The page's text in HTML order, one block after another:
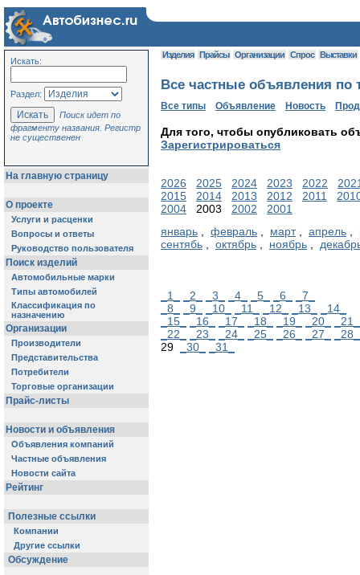
Искать:
Раздел:
Поиск идет по
фрагменту названия. Регистр
не существенен
На главную страницу
О проекте
Услуги и расценки
Вопросы и ответы
Руководство пользователя
Поиск изделий
Автомобильные марки
Типы автомобилей
Классификация по
назначению
Организации
Производители
Представительства
Потребители
Торговые организации
Прайс-листы
Новости и объявления
Объявления компаний
Частные объявления
Новости сайта
Рейтинг
Полезные ссылки
Компании
Другие ссылки
Обсуждение
Изделия Прайсы Организации Спрос Выставки
Все частные объявления по
Все типы Объявление Новость
Для того, чтобы опубликовать
Зарегистрироваться
2026 2025 2024 2023 2022
2015
2014 2013 2012 2011
2004 2003 2002
2001
январь , февраль , март, апрель ,
сентябь , октябрь , ноябрь ,
_1_ _2_ _3_ _4_ _5_ _6_
_7_
_8_
_9_ _10_ _11_ _12_ _13_
_14_
_15_
_16_ _17_ _18_ _19_ _20_
_21_
_22_
_23_ _24_ _25_ _26_ _27_
_28_
29
_30_ _31_